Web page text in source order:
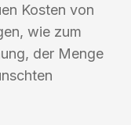
Kosten von
wie zum
der Menge